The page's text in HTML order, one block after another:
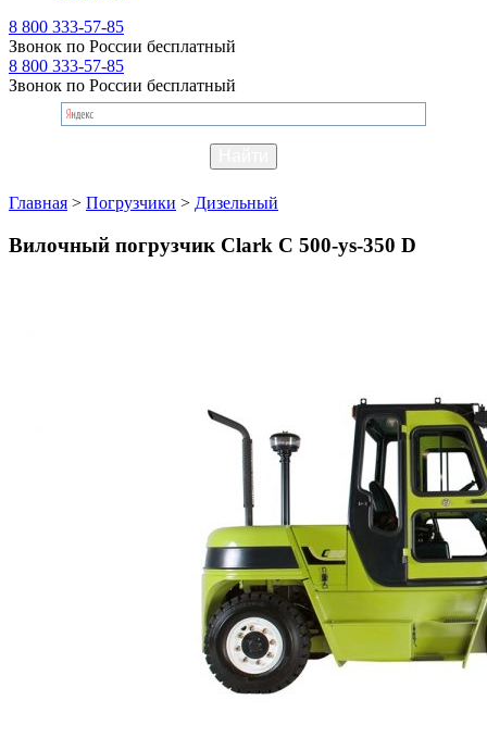
8 800 333-57-85
Звонок по России бесплатный
8 800 333-57-85
Звонок по России бесплатный
Главная > Погрузчики > Дизельный
Вилочный погрузчик Clark C 500-ys-350 D